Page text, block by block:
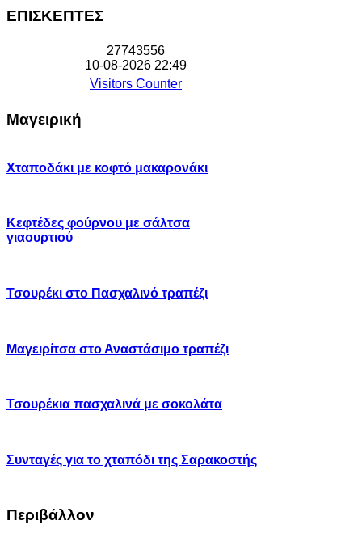
ΕΠΙΣΚΕΠΤΕΣ
27743556
10-08-2026 22:49
Visitors Counter
Μαγειρική
Χταποδάκι με κοφτό μακαρονάκι
Κεφτέδες φούρνου με σάλτσα
γιαουρτιού
Τσουρέκι στο Πασχαλινό τραπέζι
Μαγειρίτσα στο Αναστάσιμο τραπέζι
Τσουρέκια πασχαλινά με σοκολάτα
Συνταγές για το χταπόδι της Σαρακοστής
Περιβάλλον